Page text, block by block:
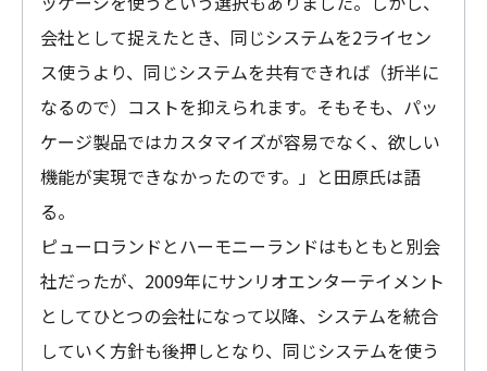
会社として捉えたとき、同じシステムを2ライセン
ス使うより、同じシステムを共有できれば（折半に
なるので）コストを抑えられます。そもそも、パッ
ケージ製品ではカスタマイズが容易でなく、欲しい
機能が実現できなかったのです。」と田原氏は語
る。
ピューロランドとハーモニーランドはもともと別会
社だったが、2009年にサンリオエンターテイメント
としてひとつの会社になって以降、システムを統合
していく方針も後押しとなり、同じシステムを使う